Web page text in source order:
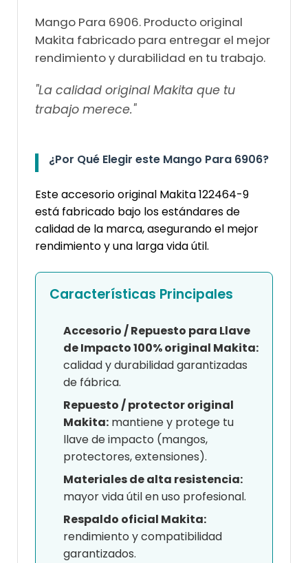
Mango Para 6906. Producto original
Makita fabricado para entregar el mejor
rendimiento y durabilidad en tu trabajo.
"La calidad original Makita que tu
trabajo merece."
¿Por Qué Elegir este Mango Para 6906?
Este accesorio original Makita 122464-9
está fabricado bajo los estándares de
calidad de la marca, asegurando el mejor
rendimiento y una larga vida útil.
Características Principales
Accesorio / Repuesto para Llave
de Impacto 100% original Makita:
calidad y durabilidad garantizadas
de fábrica.
Repuesto / protector original
Makita: mantiene y protege tu
llave de impacto (mangos,
protectores, extensiones).
Materiales de alta resistencia:
mayor vida útil en uso profesional.
Respaldo oficial Makita:
rendimiento y compatibilidad
garantizados.